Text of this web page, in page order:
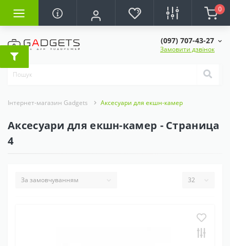
0
(097) 707-43-27
Замовити дзвінок
Інтернет-магазин Gadgets Аксесуари для екшн-камер
Аксесуари для екшн-камер - Страница
4